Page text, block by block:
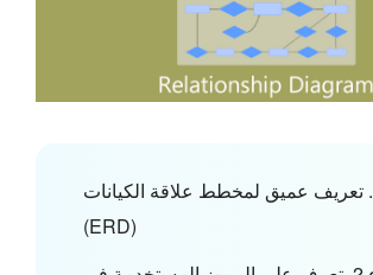
الجزء 1. تعريف عميق لمخطط علاقة الكيانات
(ERD)